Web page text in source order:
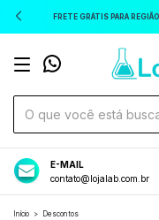
FRETE GRÁTIS PARA
E-MAIL
contato@lojalab.com.br
Início > Descontos